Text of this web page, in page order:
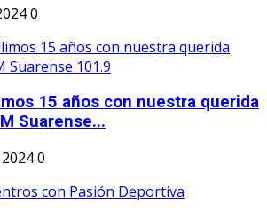
0
15 años con nuestra querida
Suarense...
0